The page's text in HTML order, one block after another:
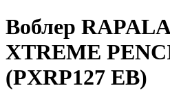
Воблер
XTREME
(PXRP127 EB)